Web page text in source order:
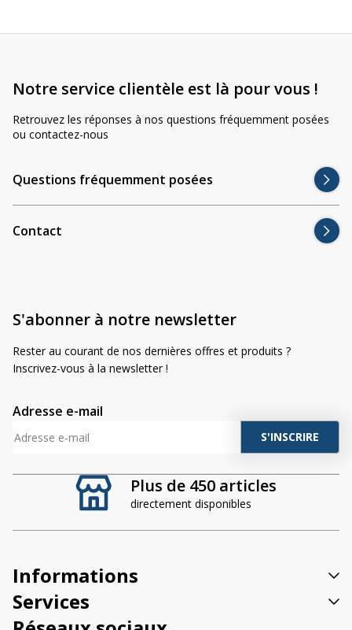
Plus de 450 articles
directement disponibles
Notre service clientèle est là pour vous !
Retrouvez les réponses à nos questions fréquemment posées
ou contactez-nous
Questions fréquemment posées
Contact
S'abonner à notre newsletter
Rester au courant de nos dernières offres et produits ?
Inscrivez-vous à la newsletter !
Adresse e-mail
A
t
i
v
e
:
Informations
Services